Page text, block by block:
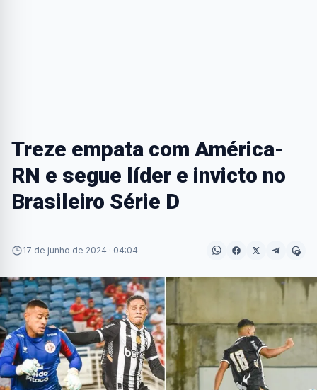
Treze empata com América-
RN e segue líder e invicto no
Brasileiro Série D
17 de junho de 2024 · 04:04